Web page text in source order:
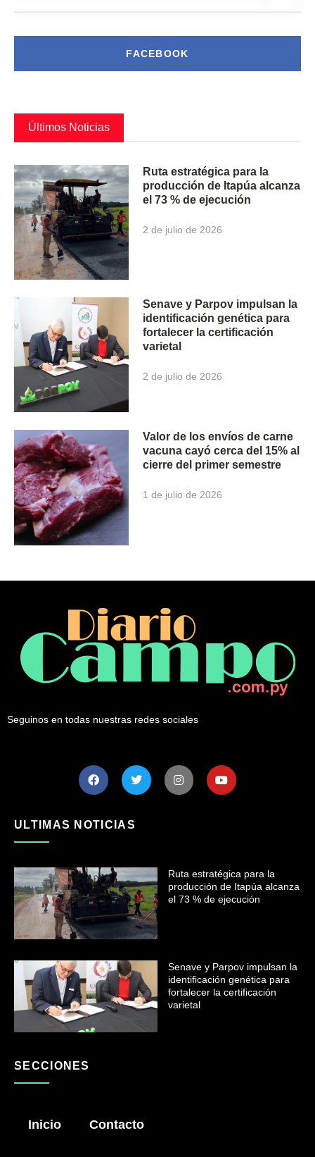
FACEBOOK
Últimos Noticias
Ruta estratégica para la
producción de Itapúa alcanza
el 73 % de ejecución
2 de julio de 2026
Senave y Parpov impulsan la
identificación genética para
fortalecer la certificación
varietal
2 de julio de 2026
Valor de los envíos de carne
vacuna cayó cerca del 15% al
cierre del primer semestre
1 de julio de 2026
Seguinos en todas nuestras redes sociales
ULTIMAS NOTICIAS
Ruta estratégica para la
producción de Itapúa alcanza
el 73 % de ejecución
Senave y Parpov impulsan la
identificación genética para
fortalecer la certificación
varietal
SECCIONES
Inicio Contacto